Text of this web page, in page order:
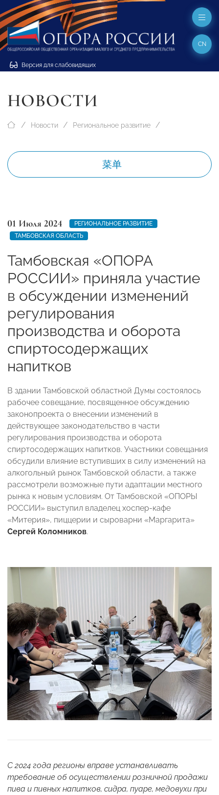
Версия для слабовидящих
CN
НОВОСТИ
Новости Региональное развитие
菜单
01 Июля 2024
РЕГИОНАЛЬНОЕ РАЗВИТИЕ
ТАМБОВСКАЯ ОБЛАСТЬ
Тамбовская «ОПОРА
РОССИИ» приняла участие
в обсуждении изменений
регулирования
производства и оборота
спиртосодержащих
напитков
В здании Тамбовской областной Думы состоялось
рабочее совещание, посвященное обсуждению
законопроекта о внесении изменений в
действующее законодательство в части
регулирования производства и оборота
спиртосодержащих напитков. Участники совещания
обсудили влияние вступивших в силу изменений на
алкогольный рынок Тамбовской области, а также
рассмотрели возможные пути адаптации местного
рынка к новым условиям. От Тамбовской «ОПОРЫ
РОССИИ» выступил владелец хоспер-кафе
«Митерия», пиццерии и сыроварни «Маргарита»
Сергей Коломников.
С 2024 года регионы вправе устанавливать
требование об осуществлении розничной продажи
пива и пивных напитков, сидра, пуаре, медовухи при